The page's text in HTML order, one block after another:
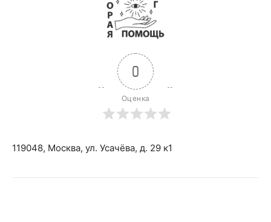
0
Оценка
119048, Москва, ул. Усачёва, д. 29 к1